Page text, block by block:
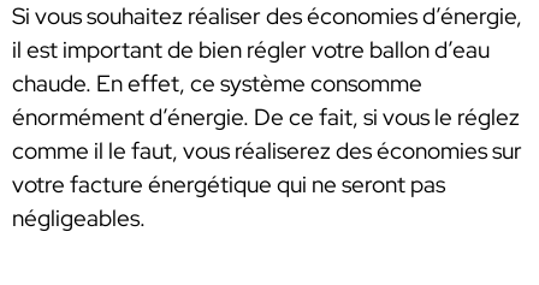
Si vous souhaitez réaliser des économies d’énergie,
il est important de bien régler votre ballon d’eau
chaude. En effet, ce système consomme
énormément d’énergie. De ce fait, si vous le réglez
comme il le faut, vous réaliserez des économies sur
votre facture énergétique qui ne seront pas
négligeables.